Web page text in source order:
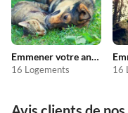
Emmener votre animal en vacances
16 Logements 16